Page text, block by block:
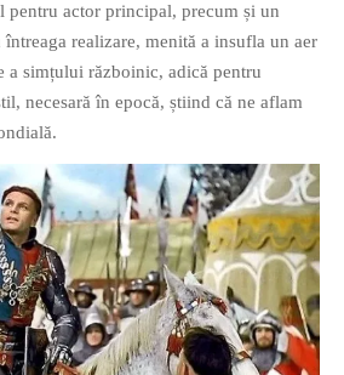
pentru actor principal, precum și un
realizare, menită a insufla un aer
a simțului războinic, adică pentru
necesară în epocă, știind că ne aflam